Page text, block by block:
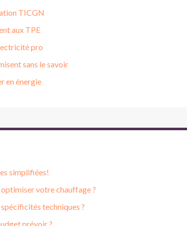
TICGN
aux TPE
pro
sans le savoir
en énergie
simplifiées!
votre chauffage ?
techniques ?
prévoir ?